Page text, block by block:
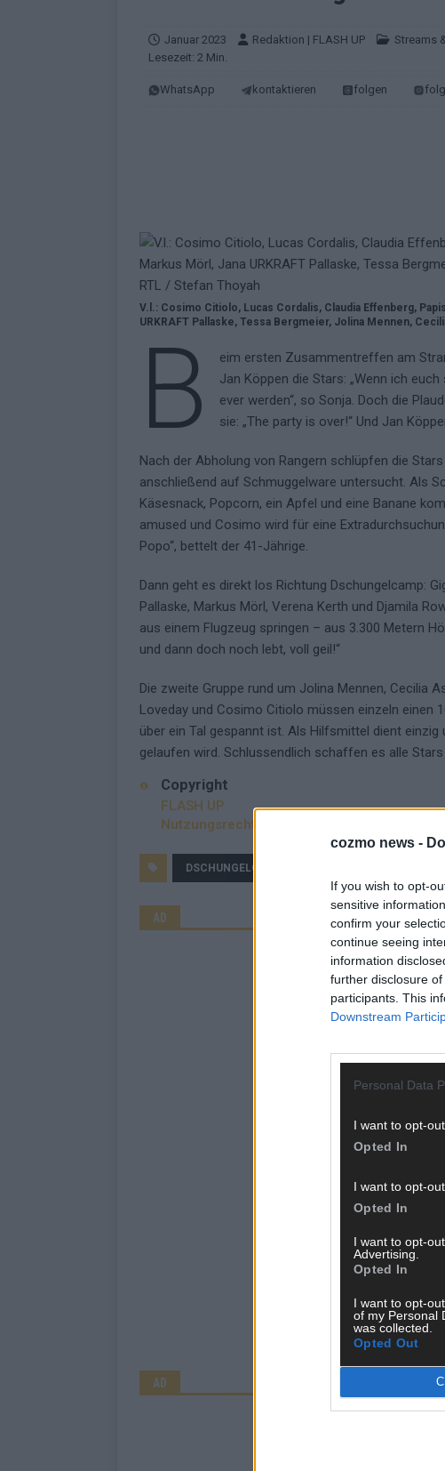
cozmo news -
If you wish to opt-
sensitive
confirm your
continue seeing
information
further disclosure
participants. This
Downstream
Personal Data
I want to opt-
Opted In
I want to opt-
Opted In
I want to opt-
Advertising.
Opted In
I want to opt-
of my Personal
was collected.
Opted Out
[ Mai 2026 ] ESC-Finale morgen: Finnland
[ Mai 2026 ] „Douze Points“ – wie eine Zahl
[ Mai 2026 ] ESC-Halbfinale 2: Das sagen die
EXTRA
[ Juni 2026 ] Monaco, Sallys Café,
KOMMENTAR
Januar 2023 Redaktion | FLASH UP Streams
Lesezeit: 2 Min.
WhatsApp kontaktieren folgen
V.l.: Cosimo Citiolo, Lucas Cordalis, Claudia Effenberg,
URKRAFT Pallaske, Tessa Bergmeier, Jolina Mennen,
B
eim ersten Zusammentreffen am
Jan Köppen die Stars: „Wenn ich
ever werden“, so Sonja. Doch die
sie: „The party is over!“ Und Jan
Nach der Abholung von Rangern schlüpfen die
anschließend auf Schmuggelware untersucht. Als
Käsesnack, Popcorn, ein Apfel und eine Banane
amused und Cosimo wird für eine
Popo“, bettelt der 41-Jährige.
Dann geht es direkt los Richtung Dschungelcamp:
Pallaske, Markus Mörl, Verena Kerth und Djamila
aus einem Flugzeug springen – aus 3.300 Metern
und dann doch noch lebt, voll geil!“
Die zweite Gruppe rund um Jolina Mennen, Cecilia
Loveday und Cosimo Citiolo müssen einzeln einen
über ein Tal gespannt ist. Als Hilfsmittel dient
gelaufen wird. Schlussendlich schaffen es alle
Copyright
FLASH UP
Nutzungsrechte erwerben?
DSCHUNGELCAMP
AD
AD